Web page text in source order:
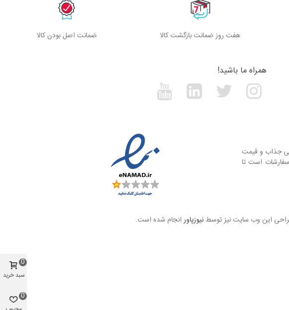
هفت روز ضمانت بازگشت کالا ضمانت اصل بودن کالا
همراه ما باشید!
جذاب و قیمت
است تا
این وب سایت نیز توسطنیوزپاورانجام شده است.
سبد خرید
0
0